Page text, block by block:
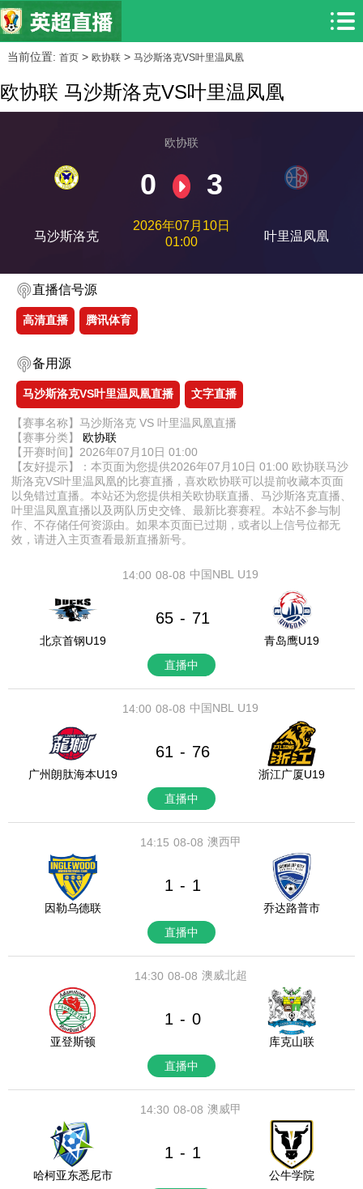
当前位置: 首页> 欧协联> 马沙斯洛克VS叶里温凤凰
欧协联 马沙斯洛克VS叶里温凤凰
马沙斯洛克
欧协联
0 3
2026年07月10日
01:00
叶里温凤凰
直播信号源
高清直播 腾讯体育
备用源
马沙斯洛克VS叶里温凤凰直播 文字直播
【赛事名称】马沙斯洛克 VS 叶里温凤凰直播
【赛事分类】 欧协联
【开赛时间】2026年07月10日 01:00
【友好提示】：本页面为您提供2026年07月10日 01:00 欧协联马沙
斯洛克VS叶里温凤凰的比赛直播，喜欢欧协联可以提前收藏本页面
以免错过直播。本站还为您提供相关欧协联直播、马沙斯洛克直播、
叶里温凤凰直播以及两队历史交锋、最新比赛赛程。本站不参与制
作、不存储任何资源由。如果本页面已过期，或者以上信号位都无
效，请进入主页查看最新直播新号。
08-08
14:00 中国NBL U19
北京首钢U19
65 - 71
青岛鹰U19
直播中
08-08
14:00 中国NBL U19
广州朗肽海本U19
61 - 76
浙江广厦U19
直播中
08-08
14:15 澳西甲
因勒乌德联
1 - 1
乔达路普市
直播中
08-08
14:30 澳威北超
亚登斯顿
1 - 0
库克山联
直播中
08-08
14:30 澳威甲
哈柯亚东悉尼市
1 - 1
公牛学院